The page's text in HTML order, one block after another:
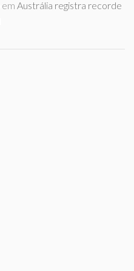
em Austrália registra recorde